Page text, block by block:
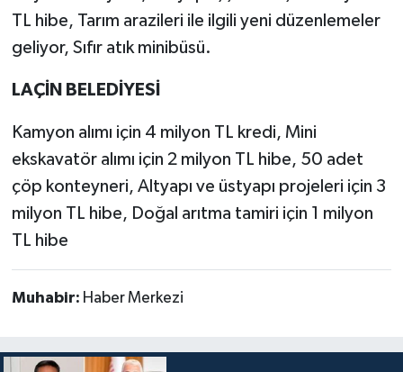
TL hibe, Tarım arazileri ile ilgili yeni düzenlemeler
geliyor, Sıfır atık minibüsü.
LAÇİN BELEDİYESİ
Kamyon alımı için 4 milyon TL kredi, Mini
ekskavatör alımı için 2 milyon TL hibe, 50 adet
çöp konteyneri, Altyapı ve üstyapı projeleri için 3
milyon TL hibe, Doğal arıtma tamiri için 1 milyon
TL hibe
Muhabir: Haber Merkezi